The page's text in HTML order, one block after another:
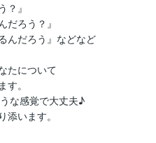
？』
だろう？』
んだろう』などなど
たについて
。
な感覚で大丈夫♪
います。